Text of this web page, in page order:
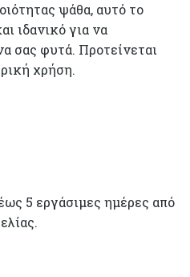
ψάθα, αυτό το
ιδανικό για να
σας φυτά. Προτείνεται
χρήση.
5 εργάσιμες ημέρες από